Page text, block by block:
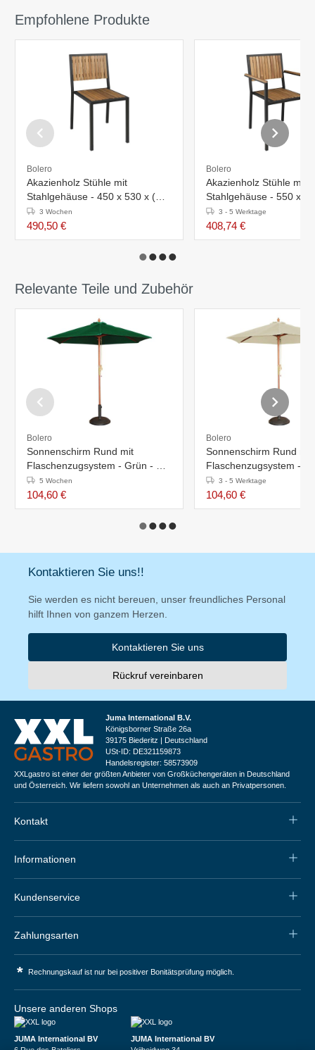
Empfohlene Produkte
Bolero
Akazienholz Stühle mit
Stahlgehäuse - 450 x 530 x (H)
860 mm - 4 Stück
3 Wochen
490,50 €
Bolero
Akazienholz Stühle mit
Stahlgehäuse - 550 x
860 mm - 4 Stück
3 - 5 Werktage
408,74 €
Relevante Teile und Zubehör
Bolero
Sonnenschirm Rund mit
Flaschenzugsystem - Grün - Ø
2,5 Meter
5 Wochen
104,60 €
Bolero
Sonnenschirm Rund mit
Flaschenzugsystem -
2,5 Meter
3 - 5 Werktage
104,60 €
Kontaktieren Sie uns!!
Sie werden es nicht bereuen, unser freundliches Personal
hilft Ihnen von ganzem Herzen.
Kontaktieren Sie uns
Rückruf vereinbaren
Juma International B.V.
Königsborner Straße 26a
39175 Biederitz | Deutschland
USt-ID: DE321159873
Handelsregister: 58573909
XXLgastro ist einer der größten Anbieter von Großküchengeräten in Deutschland
und Österreich. Wir liefern sowohl an Unternehmen als auch an Privatpersonen.
Kontakt
Informationen
Kundenservice
Zahlungsarten
* Rechnungskauf ist nur bei positiver Bonitätsprüfung möglich.
Unsere anderen Shops
JUMA International BV
JUMA International BV